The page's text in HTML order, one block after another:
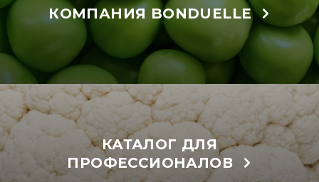
КОМПАНИЯ BONDUELLE
КАТАЛОГ ДЛЯ
ПРОФЕССИОНАЛОВ